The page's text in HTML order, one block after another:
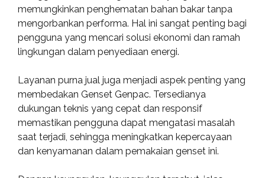
memungkinkan penghematan bahan bakar tanpa
mengorbankan performa. Hal ini sangat penting bagi
pengguna yang mencari solusi ekonomi dan ramah
lingkungan dalam penyediaan energi.
Layanan purna jual juga menjadi aspek penting yang
membedakan Genset Genpac. Tersedianya
dukungan teknis yang cepat dan responsif
memastikan pengguna dapat mengatasi masalah
saat terjadi, sehingga meningkatkan kepercayaan
dan kenyamanan dalam pemakaian genset ini.